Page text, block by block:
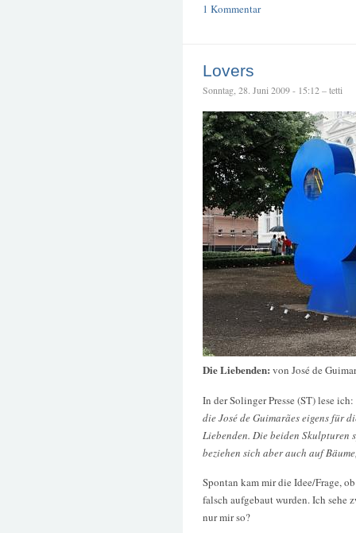
1 Kommentar
Lovers
Sonntag, 28. Juni 2009 - 15:12 – tetti
Die Liebenden: von José de
In der Solinger Presse (ST) lese ich:
die José de Guimarães eigens für
Liebenden. Die beiden Skulpturen
beziehen sich aber auch auf
Spontan kam mir die Idee/Frage,
falsch aufgebaut wurden. Ich sehe
nur mir so?